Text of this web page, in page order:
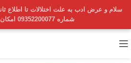
سلام و عرض ادب به علت اختلالات تا اطلاع
شماره 09352200077 امکان پذیر است.